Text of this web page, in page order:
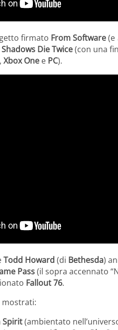
firmato From Software(e
Die Twice(con una
, Xbox One e PC).
Todd Howard (di Bethesda)
Pass(il sopra accennato
Fallout 76.
mostrati:
Spirit(ambientato